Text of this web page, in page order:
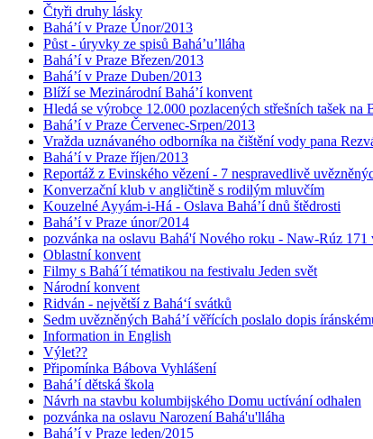
Čtyři druhy lásky
Bahá’í v Praze Únor/2013
Půst - úryvky ze spisů Bahá’u’lláha
Bahá’í v Praze Březen/2013
Bahá’í v Praze Duben/2013
Blíží se Mezinárodní Bahá’í konvent
Hledá se výrobce 12.000 pozlacených střešních tašek na
Bahá’í v Praze Červenec-Srpen/2013
Vražda uznávaného odborníka na čištění vody pana
Bahá’í v Praze říjen/2013
Reportáž z Evinského vězení - 7 nespravedlivě
Konverzační klub v angličtině s rodilým mluvčím
Kouzelné Ayyám-i-Há - Oslava Bahá’í dnů štědrosti
Bahá’í v Praze únor/2014
pozvánka na oslavu Bahá'í Nového roku - Naw-Rúz 171
Oblastní konvent
Filmy s Bahá´í tématikou na festivalu Jeden svět
Národní konvent
Ridván - největší z Bahá‘í svátků
Sedm uvězněných Bahá’í věřících poslalo dopis
Information in English
Výlet??
Připomínka Bábova Vyhlášení
Bahá’í dětská škola
Návrh na stavbu kolumbijského Domu uctívání odhalen
pozvánka na oslavu Narození Bahá'u'lláha
Bahá’í v Praze leden/2015